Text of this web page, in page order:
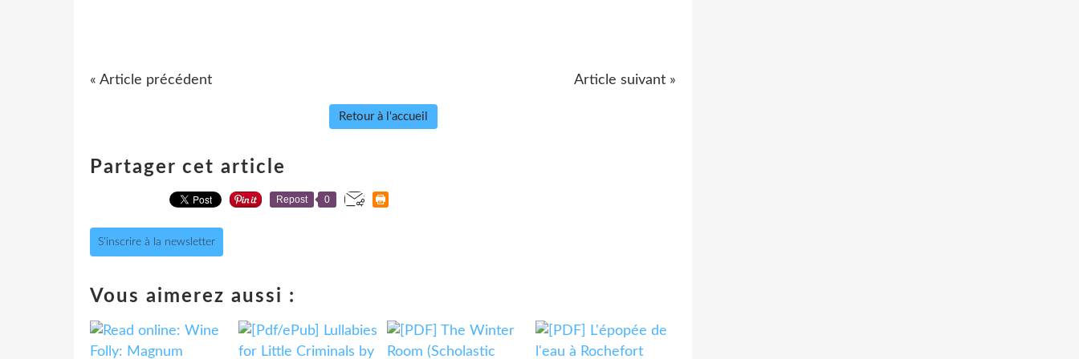
« Article précédent Article suivant »
Retour à l'accueil
Partager cet article
Repost 0
S'inscrire à la newsletter
Vous aimerez aussi :